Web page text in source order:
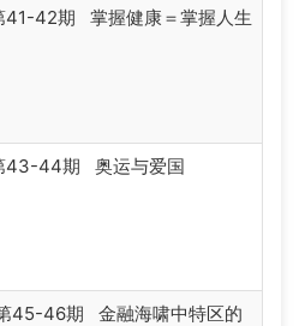
41-42期 掌握健康＝掌握人生
43-44期 奥运与爱国
45-46期 金融海啸中特区的